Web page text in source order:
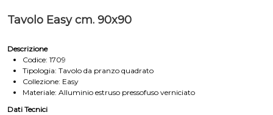
Tavolo Easy cm. 90x90
Descrizione
Codice: 1709
Tipologia: Tavolo da pranzo quadrato
Collezione: Easy
Materiale: Alluminio estruso pressofuso verniciato
Dati Tecnici